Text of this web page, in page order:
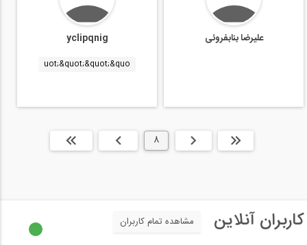
علیرضا بنابفروئی yclipqnig
uot;&quot;&quot;&quo
ابتدا قبلی 8 بعدی انتها »
کاربران آنلاین مشاهده تمام کاربران